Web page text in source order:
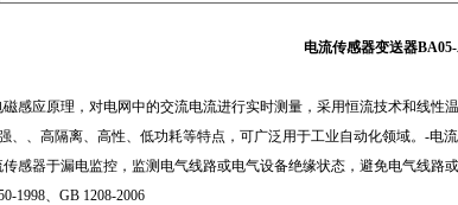
电流传感器变送器
感应原理，对电网中的交流电流进行实时测量，采用恒流技术和线性
、、高隔离、高性、低功耗等特点，可广泛用于工业自动化领域。-电
感器于漏电监控，监测电气线路或电气设备绝缘状态，避免电气线路
1998、GB 1208-2006